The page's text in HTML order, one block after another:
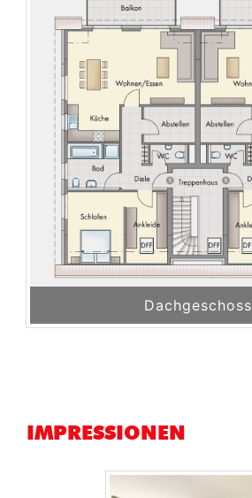
Dachgeschoss
IMPRESSIONEN